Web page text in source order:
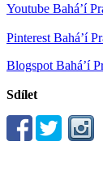
Youtube Bahá’í
Pinterest Bahá’í
Blogspot Bahá’í
Sdílet